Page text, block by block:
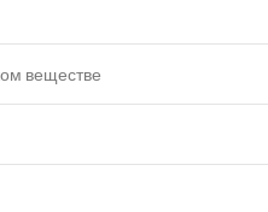
веществе